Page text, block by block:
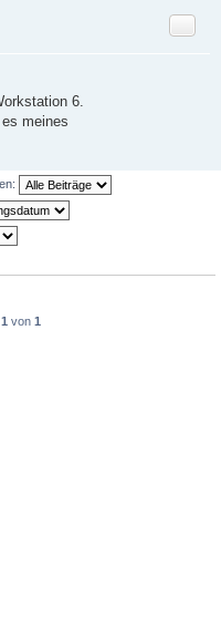
Zitat
6.
meines
1 von 1